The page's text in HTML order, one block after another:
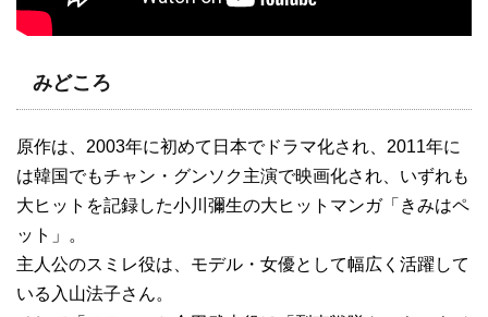
みどころ
原作は、2003年に初めて日本でドラマ化され、2011年に
は韓国でもチャン・グンソク主演で映画化され、いずれも
大ヒットを記録した小川彌生の大ヒットマンガ「きみはペ
ット」。
主人公のスミレ役は、モデル・女優として幅広く活躍して
いる入山法子さん。